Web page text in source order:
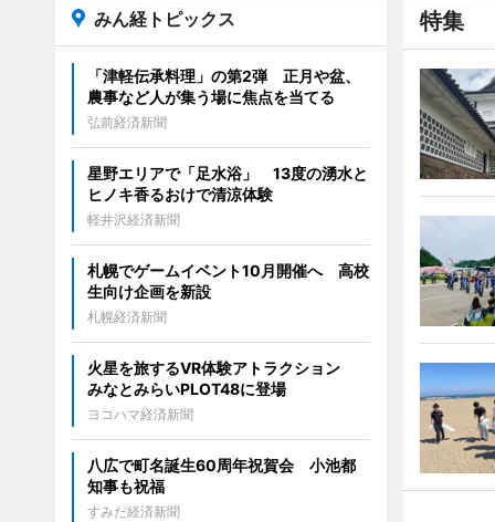
特集
みん経トピックス
「津軽伝承料理」の第2弾 正月や盆、
農事など人が集う場に焦点を当てる
弘前経済新聞
星野エリアで「足水浴」 13度の湧水と
ヒノキ香るおけで清涼体験
軽井沢経済新聞
札幌でゲームイベント10月開催へ 高校
生向け企画を新設
札幌経済新聞
火星を旅するVR体験アトラクション
みなとみらいPLOT48に登場
ヨコハマ経済新聞
八広で町名誕生60周年祝賀会 小池都
知事も祝福
すみだ経済新聞